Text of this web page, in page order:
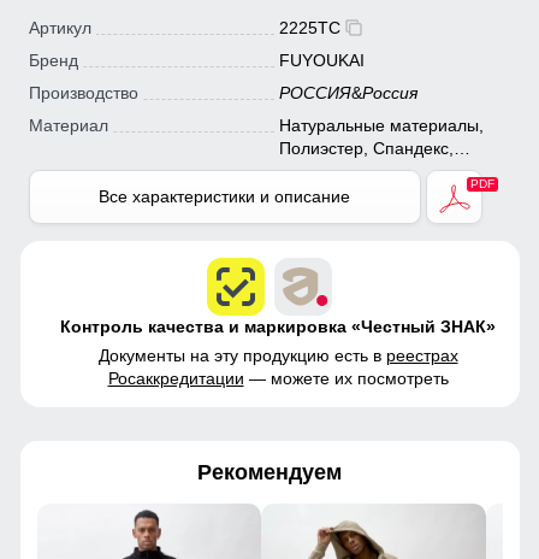
Артикул
2225TC
Бренд
FUYOUKAI
Производство
РОССИЯ&Россия
Материал
Натуральные материалы,
Полиэстер, Спандекс,
Трикотаж, Ткань,
Экологичные материалы
Все характеристики и описание
Контроль качества и маркировка «Честный ЗНАК»
Документы на эту продукцию есть в реестрах
Росаккредитации — можете их посмотреть
Рекомендуем